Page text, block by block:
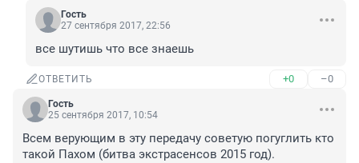
Гость
27 сентября 2017, 22:56
все шутишь что все знаешь
ОТВЕТИТЬ +0 –0
Гость
25 сентября 2017, 10:54
Всем верующим в эту передачу советую погуглить кто
такой Пахом (битва экстрасенсов 2015 год).